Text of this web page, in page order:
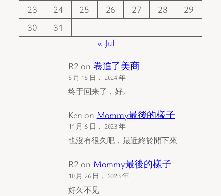
23
24 25 26 27 28
29
30
31
« Jul
R2 on 卷進了美商
5 月 15 日， 2024 年
终于回来了，好。
Ken on Mommy最後的樣子
11 月 6 日， 2023 年
也沒有很久吧，最近終於閒下來
R2 on Mommy最後的樣子
10 月 26 日， 2023 年
好久不见